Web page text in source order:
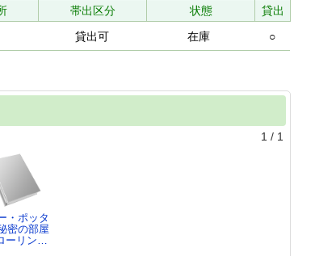
帯出区分 状態
貸出
貸出可 在庫 ○
1 / 1
・ポッタ
密の部屋
ーリン…